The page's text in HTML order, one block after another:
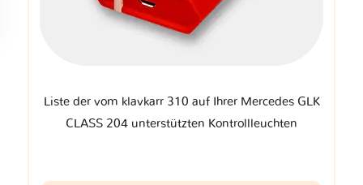
Liste der vom klavkarr 310 auf Ihrer Mercedes GLK
CLASS 204 unterstützten Kontrollleuchten